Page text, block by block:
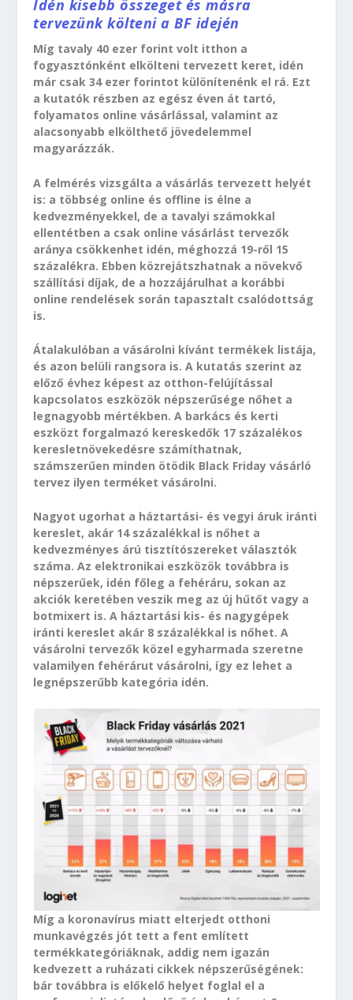
Idén kisebb összeget és másra
tervezünk költeni a BF idején
Míg tavaly 40 ezer forint volt itthon a
fogyasztónként elkölteni tervezett keret, idén
már csak 34 ezer forintot különítenénk el rá. Ezt
a kutatók részben az egész éven át tartó,
folyamatos online vásárlással, valamint az
alacsonyabb elkölthető jövedelemmel
magyarázzák.
A felmérés vizsgálta a vásárlás tervezett helyét
is: a többség online és offline is élne a
kedvezményekkel, de a tavalyi számokkal
ellentétben a csak online vásárlást tervezők
aránya csökkenhet idén, méghozzá 19-ről 15
százalékra. Ebben közrejátszhatnak a növekvő
szállítási díjak, de a hozzájárulhat a korábbi
online rendelések során tapasztalt csalódottság
is.
Átalakulóban a vásárolni kívánt termékek listája,
és azon belüli rangsora is. A kutatás szerint az
előző évhez képest az otthon-felújítással
kapcsolatos eszközök népszerűsége nőhet a
legnagyobb mértékben. A barkács és kerti
eszközt forgalmazó kereskedők 17 százalékos
keresletnövekedésre számíthatnak,
számszerűen minden ötödik Black Friday vásárló
tervez ilyen terméket vásárolni.
Nagyot ugorhat a háztartási- és vegyi áruk iránti
kereslet, akár 14 százalékkal is nőhet a
kedvezményes árú tisztítószereket választók
száma. Az elektronikai eszközök továbbra is
népszerűek, idén főleg a fehéráru, sokan az
akciók keretében veszik meg az új hűtőt vagy a
botmixert is. A háztartási kis- és nagygépek
iránti kereslet akár 8 százalékkal is nőhet. A
vásárolni tervezők közel egyharmada szeretne
valamilyen fehérárut vásárolni, így ez lehet a
legnépszerűbb kategória idén.
Míg a koronavírus miatt elterjedt otthoni
munkavégzés jót tett a fent említett
termékkategóriáknak, addig nem igazán
kedvezett a ruházati cikkek népszerűségének:
bár továbbra is előkelő helyet foglal el a